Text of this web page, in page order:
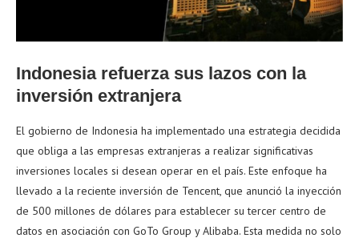
Indonesia refuerza sus lazos con la
inversión extranjera
El gobierno de Indonesia ha implementado una estrategia decidida
que obliga a las empresas extranjeras a realizar significativas
inversiones locales si desean operar en el país. Este enfoque ha
llevado a la reciente inversión de Tencent, que anunció la inyección
de 500 millones de dólares para establecer su tercer centro de
datos en asociación con GoTo Group y Alibaba. Esta medida no solo